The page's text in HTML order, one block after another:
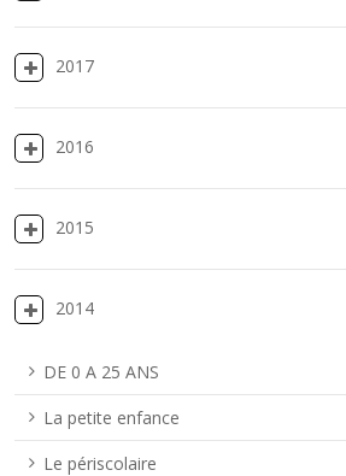
2017
2016
2015
2014
DE 0 A 25 ANS
La petite enfance
Le périscolaire